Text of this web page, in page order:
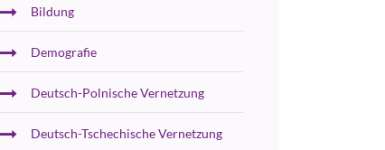
Bildung
Demografie
Deutsch-Polnische Vernetzung
Deutsch-Tschechische Vernetzung